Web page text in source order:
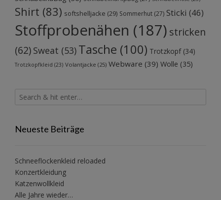
Shirt (83) softshelljacke (29) Sommerhut (27) Sticki (46)
Stoffprobenähen (187) stricken
(62) Sweat (53) Tasche (100) Trotzkopf(34)
Trotzkopfkleid (23) Volantjacke (25) Webware (39) Wolle (35)
Neueste Beiträge
Schneeflockenkleid reloaded
Konzertkleidung
Katzenwollkleid
Alle Jahre wieder…